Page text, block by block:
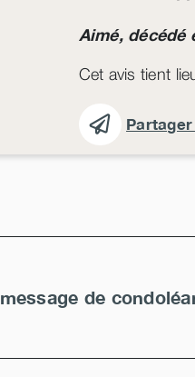
Aimé, décédé
Cet avis tient
de